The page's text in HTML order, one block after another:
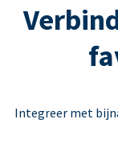
Integreer met